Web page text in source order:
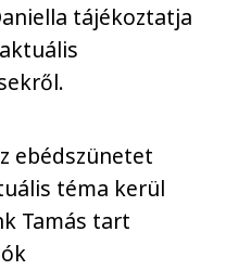
tájékoztatja
ebédszünetet
téma kerül
Tamás tart